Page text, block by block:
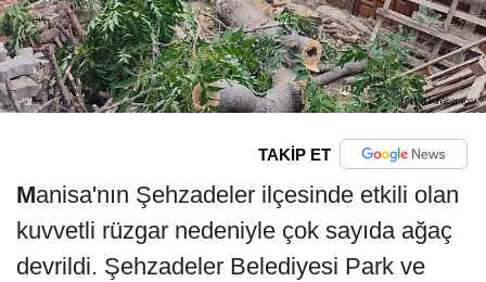
TAKİP ET
Manisa'nın Şehzadeler ilçesinde etkili olan
kuvvetli rüzgar nedeniyle çok sayıda ağaç
devrildi. Şehzadeler Belediyesi Park ve